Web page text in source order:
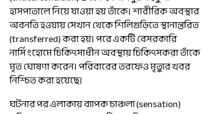
হাসপাতালে নিয়ে যাওয়া হয় তাঁকে। শারীরিক অবস্থার
অবনতি হওয়ায় সেখান থেকে শিলিগুড়িতে স্থানান্তরিত
(transferred) করা হয়। পরে একটি বেসরকারি
নার্সিংহোমে চিকিৎসাধীন অবস্থায় চিকিৎসকরা তাঁকে
মৃত ঘোষণা করেন। পরিবারের তরফেও মৃত্যুর খবর
নিশ্চিত করা হয়েছে।
ঘটনার পর এলাকায় ব্যাপক চাঞ্চল্য (sensation)